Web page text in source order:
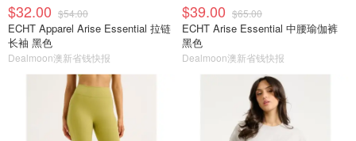
$32.00 $54.00
ECHT Apparel Arise Essential 拉链
长袖 黑色
Dealmoon澳新省钱快报
$39.00 $65.00
ECHT Arise Essential 中腰瑜伽裤
黑色
Dealmoon澳新省钱快报